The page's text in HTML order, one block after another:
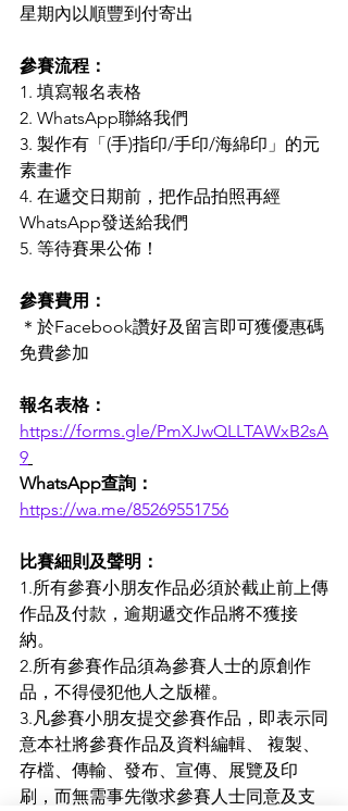
星期內以順豐到付寄出
參賽流程：
1. 填寫報名表格
2. WhatsApp聯絡我們
3. 製作有「(手)指印/手印/海綿印」的元
素畫作
4. 在遞交日期前，把作品拍照再經
WhatsApp發送給我們
5. 等待賽果公佈！
參賽費用：
＊於Facebook讚好及留言即可獲優惠碼
免費參加
報名表格：
https://forms.gle/PmXJwQLLTAWxB2sA
9
WhatsApp查詢：
https://wa.me/85269551756
比賽細則及聲明：
1.所有參賽小朋友作品必須於截止前上傳
作品及付款，逾期遞交作品將不獲接
納。
2.所有參賽作品須為參賽人士的原創作
品，不得侵犯他人之版權。
3.凡參賽小朋友提交參賽作品，即表示同
意本社將參賽作品及資料編輯、 複製、
存檔、傳輸、發布、宣傳、展覽及印
刷，而無需事先徵求參賽人士同意及支